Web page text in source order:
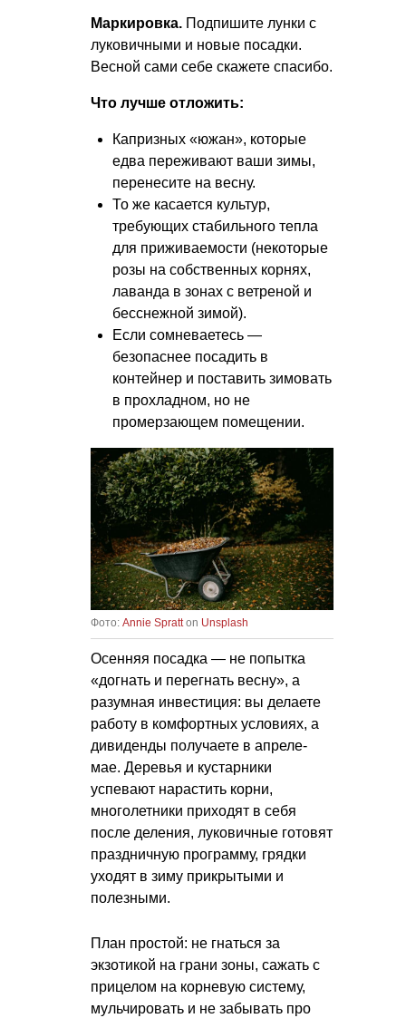
Маркировка. Подпишите лунки с
луковичными и новые посадки.
Весной сами себе скажете спасибо.
Что лучше отложить:
Капризных «южан», которые
едва переживают ваши зимы,
перенесите на весну.
То же касается культур,
требующих стабильного тепла
для приживаемости (некоторые
розы на собственных корнях,
лаванда в зонах с ветреной и
бесснежной зимой).
Если сомневаетесь —
безопаснее посадить в
контейнер и поставить зимовать
в прохладном, но не
промерзающем помещении.
Фото: Annie Spratton Unsplash
Осенняя посадка — не попытка
«догнать и перегнать весну», а
разумная инвестиция: вы делаете
работу в комфортных условиях, а
дивиденды получаете в апреле-
мае. Деревья и кустарники
успевают нарастить корни,
многолетники приходят в себя
после деления, луковичные готовят
праздничную программу, грядки
уходят в зиму прикрытыми и
полезными.
План простой: не гнаться за
экзотикой на грани зоны, сажать с
прицелом на корневую систему,
мульчировать и не забывать про